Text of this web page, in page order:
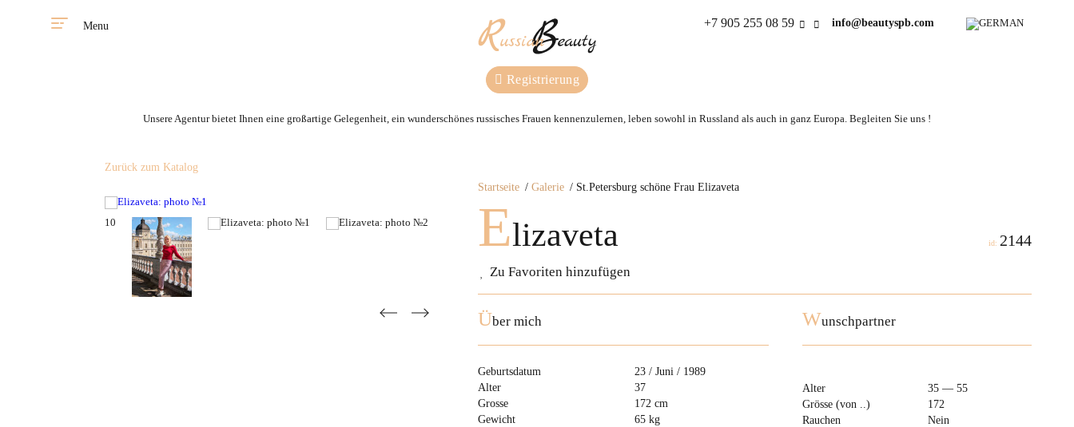
Menu +7 905 255 08 59 info@beautyspb.com
Registrierung
Unsere Agentur bietet Ihnen eine großartige Gelegenheit, ein wunderschönes russisches Frauen kennenzulernen, leben sowohl in Russland als auch in ganz Europa. Begleiten Sie uns !
Startseite Galerie St.Petersburg schöne Frau Elizaveta
Elizaveta
Zu Favoriten hinzufügen
id: 2144
Zurück zum Katalog
Über mich
Geburtsdatum
23 / Juni / 1989
Alter
37
Grosse
172 cm
Gewicht
65 kg
Wunschpartner
Alter
35 — 55
Grösse (von ..)
172
Rauchen
Nein